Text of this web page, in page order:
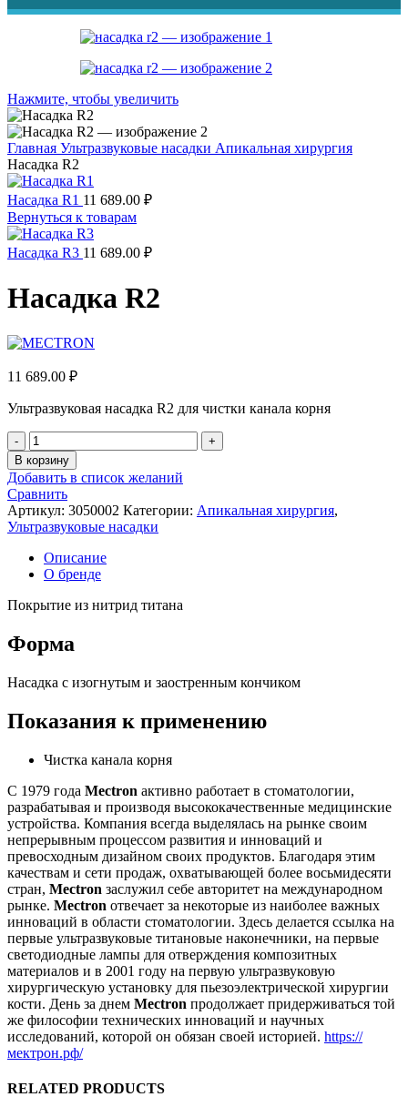
Нажмите, чтобы увеличить
Главная Ультразвуковые насадки Апикальная хирургия
Насадка R2
Насадка R1 11 689.00 ₽
Вернуться к товарам
Насадка R3 11 689.00 ₽
Насадка R2
11 689.00 ₽
Ультразвуковая насадка R2 для чистки канала корня
Количество
товара
Насадка
R2
В корзину
Добавить в список желаний
Сравнить
Артикул: 3050002 Категории: Апикальная хирургия,
Ультразвуковые насадки
Описание
О бренде
Покрытие из нитрид титана
Форма
Насадка с изогнутым и заостренным кончиком
Показания к применению
Чистка канала корня
С 1979 года Mectron активно работает в стоматологии,
разрабатывая и производя высококачественные медицинские
устройства. Компания всегда выделялась на рынке своим
непрерывным процессом развития и инноваций и
превосходным дизайном своих продуктов. Благодаря этим
качествам и сети продаж, охватывающей более восьмидесяти
стран, Mectron заслужил себе авторитет на международном
рынке. Mectron отвечает за некоторые из наиболее важных
инноваций в области стоматологии. Здесь делается ссылка на
первые ультразвуковые титановые наконечники, на первые
светодиодные лампы для отверждения композитных
материалов и в 2001 году на первую ультразвуковую
хирургическую установку для пьезоэлектрической хирургии
кости. День за днем Mectron продолжает придерживаться той
же философии технических инноваций и научных
исследований, которой он обязан своей историей. https://
мектрон.рф/
RELATED PRODUCTS